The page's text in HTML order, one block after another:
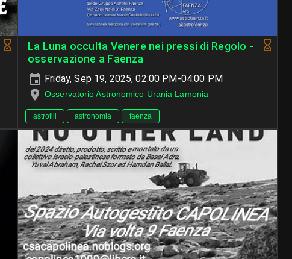
La Luna occulta Venere nei pressi di Regolo -
osservazione a Faenza
Friday, Sep 19, 2025, 02:00 PM-04:00 PM
Osservatorio Astronomico Urania Lamonia
astrofili astronomia faenza